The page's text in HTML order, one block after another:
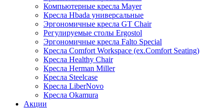
Компьютерные кресла Mayer
Кресла Hbada универсальные
Эргономичные кресла GT Chair
Регулируемые столы Ergostol
Эргономичные кресла Falto Special
Кресла Comfort Workspace (ex.Comfort Seating)
Кресла Healthy Chair
Кресла Herman Miller
Кресла Steelcase
Кресла LiberNovo
Кресла Okamura
Акции